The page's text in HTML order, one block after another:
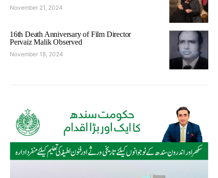
November 21, 2024
16th Death Anniversary of Film Director
Pervaiz Malik Observed
November 18, 2024